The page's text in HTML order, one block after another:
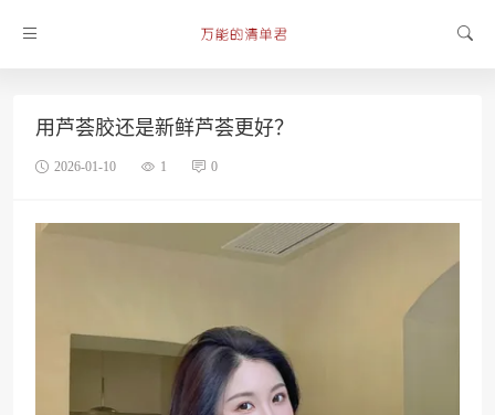
用芦荟胶还是新鲜芦荟更好？
2026-01-10 1 0